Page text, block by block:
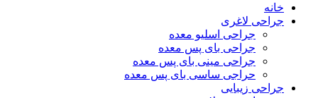
خانه
جراحی لاغری
جراحی اسلیو معده
جراحی بای پس معده
جراحی مینی بای پس معده
حراجی ساسی بای پس معده
جراحی زیبایی